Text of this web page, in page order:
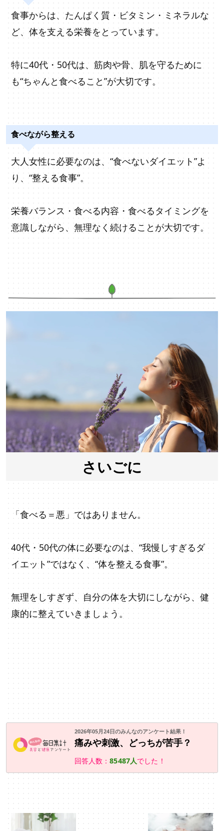
食事からは、たんぱく質・ビタミン・ミネラルな
ど、体を支える栄養をとっています。
特に40代・50代は、筋肉や骨、肌を守るために
も“ちゃんと食べること”が大切です。
食べながら整える
大人女性に必要なのは、“食べないダイエット”よ
り、“整える食事”。
栄養バランス・食べる内容・食べるタイミングを
意識しながら、無理なく続けることが大切です。
さいごに
「食べる＝悪」ではありません。
40代・50代の体に必要なのは、“我慢しすぎるダ
イエット”ではなく、“体を整える食事”。
無理をしすぎず、自分の体を大切にしながら、健
康的に整えていきましょう。
2026年05月24日のみんなのアンケート結果！
痛みや刺激、どっちが苦手？
回答人数：85487人でした！